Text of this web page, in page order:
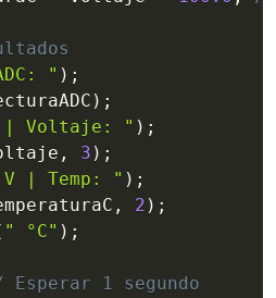
" ) ;
) ;
Voltaje: " ) ;
, 3 ) ;
| Temp: " ) ;
, 2 ) ;
" °C" ) ;
1 segundo